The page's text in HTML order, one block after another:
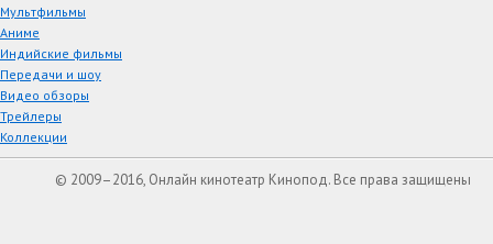
Мультфильмы
Аниме
Индийские фильмы
Передачи и шоу
Видео обзоры
Трейлеры
Коллекции
© 2009–2016, Онлайн кинотеатр Кинопод. Все права защищены